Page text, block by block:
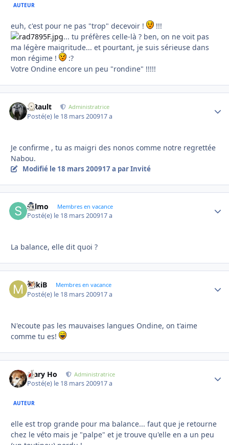
AUTEUR
euh, c'est pour ne pas "trop" decevoir !
!!!
... tu préfères celle-là ? ben, on ne voit pas
ma légère maigritude... et pourtant, je suis sérieuse dans
mon régime !
:?
Votre Ondine encore un peu "rondine" !!!!!
S.Rault Administratrice
Posté(e) le 18 mars 200917 a
Je confirme , tu as maigri des nonos comme notre regrettée
Nabou.
Modifié le 18 mars 200917 a par Invité
sylmo Membres en vacance
Posté(e) le 18 mars 200917 a
La balance, elle dit quoi ?
MikiB Membres en vacance
Posté(e) le 18 mars 200917 a
N'ecoute pas les mauvaises langues Ondine, on t'aime
comme tu es!
Mary Ho Administratrice
Posté(e) le 18 mars 200917 a
AUTEUR
elle est trop grande pour ma balance... faut que je retourne
chez le véto mais je "palpe" et je trouve qu'elle en a un peu